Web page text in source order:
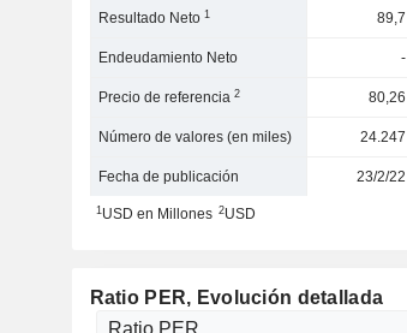
Resultado Neto1 89,7
Endeudamiento Neto -
Precio de referencia2 80,26
Número de valores (en miles) 24.247
Fecha de publicación 23/2/22
1USD en Millones 2USD
Ratio PER, Evolución detallada